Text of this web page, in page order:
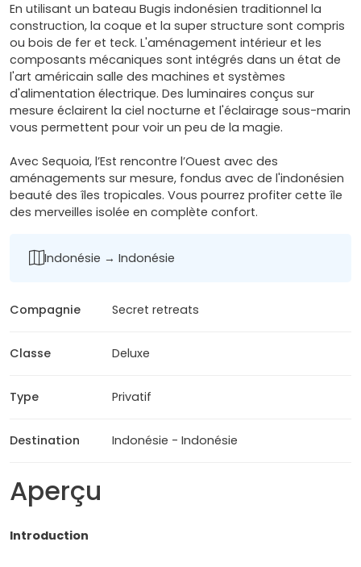
​En utilisant un bateau Bugis indonésien traditionnel la
construction, la coque et la super structure sont compris
ou bois de fer et teck. L'aménagement intérieur et les
composants mécaniques sont intégrés dans un état de
l'art américain salle des machines et systèmes
d'alimentation électrique. Des luminaires conçus sur
mesure éclairent la ciel nocturne et l'éclairage sous-marin
vous permettent pour voir un peu de la magie.
Avec Sequoia, l’Est rencontre l’Ouest avec des
aménagements sur mesure, fondus avec de l'indonésien
beauté des îles tropicales. Vous pourrez profiter cette île
des merveilles isolée en complète confort.
Indonésie → Indonésie
Compagnie Secret retreats
Classe Deluxe
Type Privatif
Destination Indonésie - Indonésie
Aperçu
Introduction